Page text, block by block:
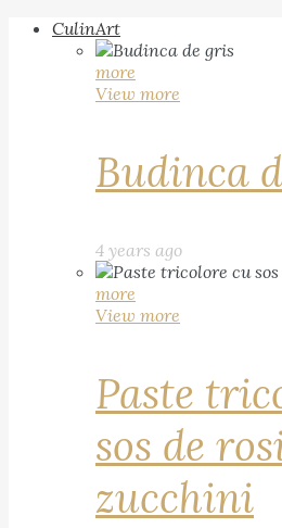
CulinArt
more
View more
Budinca
4 years ago
more
View more
Paste
sos de
zucchini